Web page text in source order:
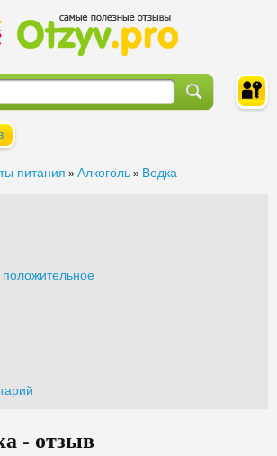
питания » Алкоголь » Водка
- отзыв